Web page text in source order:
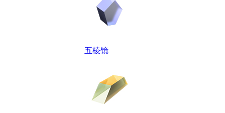
五棱镜